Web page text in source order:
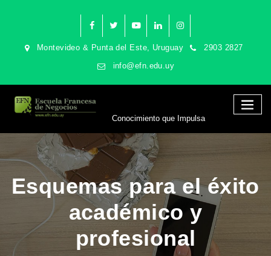
Montevideo & Punta del Este, Uruguay 2903 2827
info@efn.edu.uy
Conocimiento que Impulsa
Esquemas para el éxito
académico y
profesional